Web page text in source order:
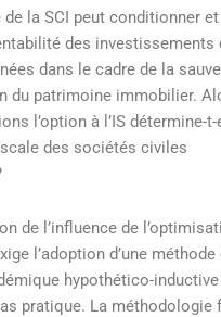
la SCI peut conditionner et
des investissements
dans le cadre de la
du patrimoine immobilier.
l’option à l’IS détermine-
des sociétés civiles
de l’influence de
l’adoption d’une méthode
hypothético-
pratique. La méthodologie